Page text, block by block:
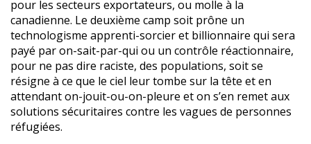
pour les secteurs exportateurs, ou molle à la
canadienne. Le deuxième camp soit prône un
technologisme apprenti-sorcier et billionnaire qui sera
payé par on-sait-par-qui ou un contrôle réactionnaire,
pour ne pas dire raciste, des populations, soit se
résigne à ce que le ciel leur tombe sur la tête et en
attendant on-jouit-ou-on-pleure et on s’en remet aux
solutions sécuritaires contre les vagues de personnes
réfugiées.